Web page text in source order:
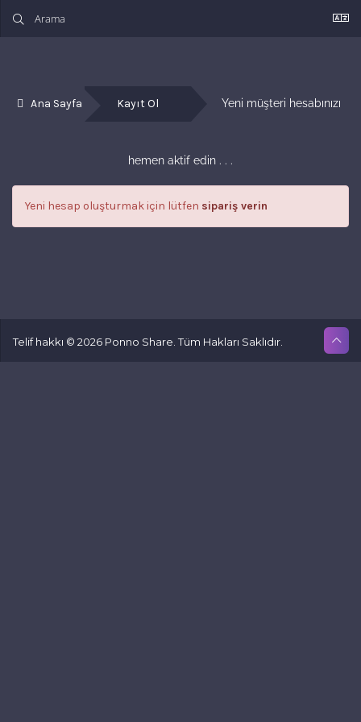
Ana Sayfa Kayıt Ol Yeni müşteri hesabınızı
hemen aktif edin . . .
Yeni hesap oluşturmak için lütfen sipariş verin
Telif hakkı © 2026 Ponno Share. Tüm Hakları Saklıdır.